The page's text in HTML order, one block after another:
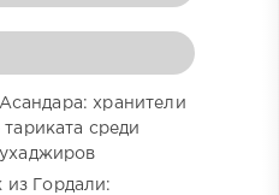
хранители
среди
из Гордали: